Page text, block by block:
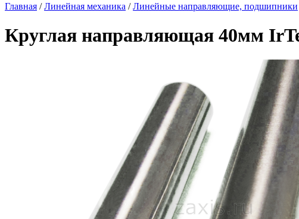
Главная /Линейная механика /Линейные направляющие, подшипники
Круглая направляющая 40мм